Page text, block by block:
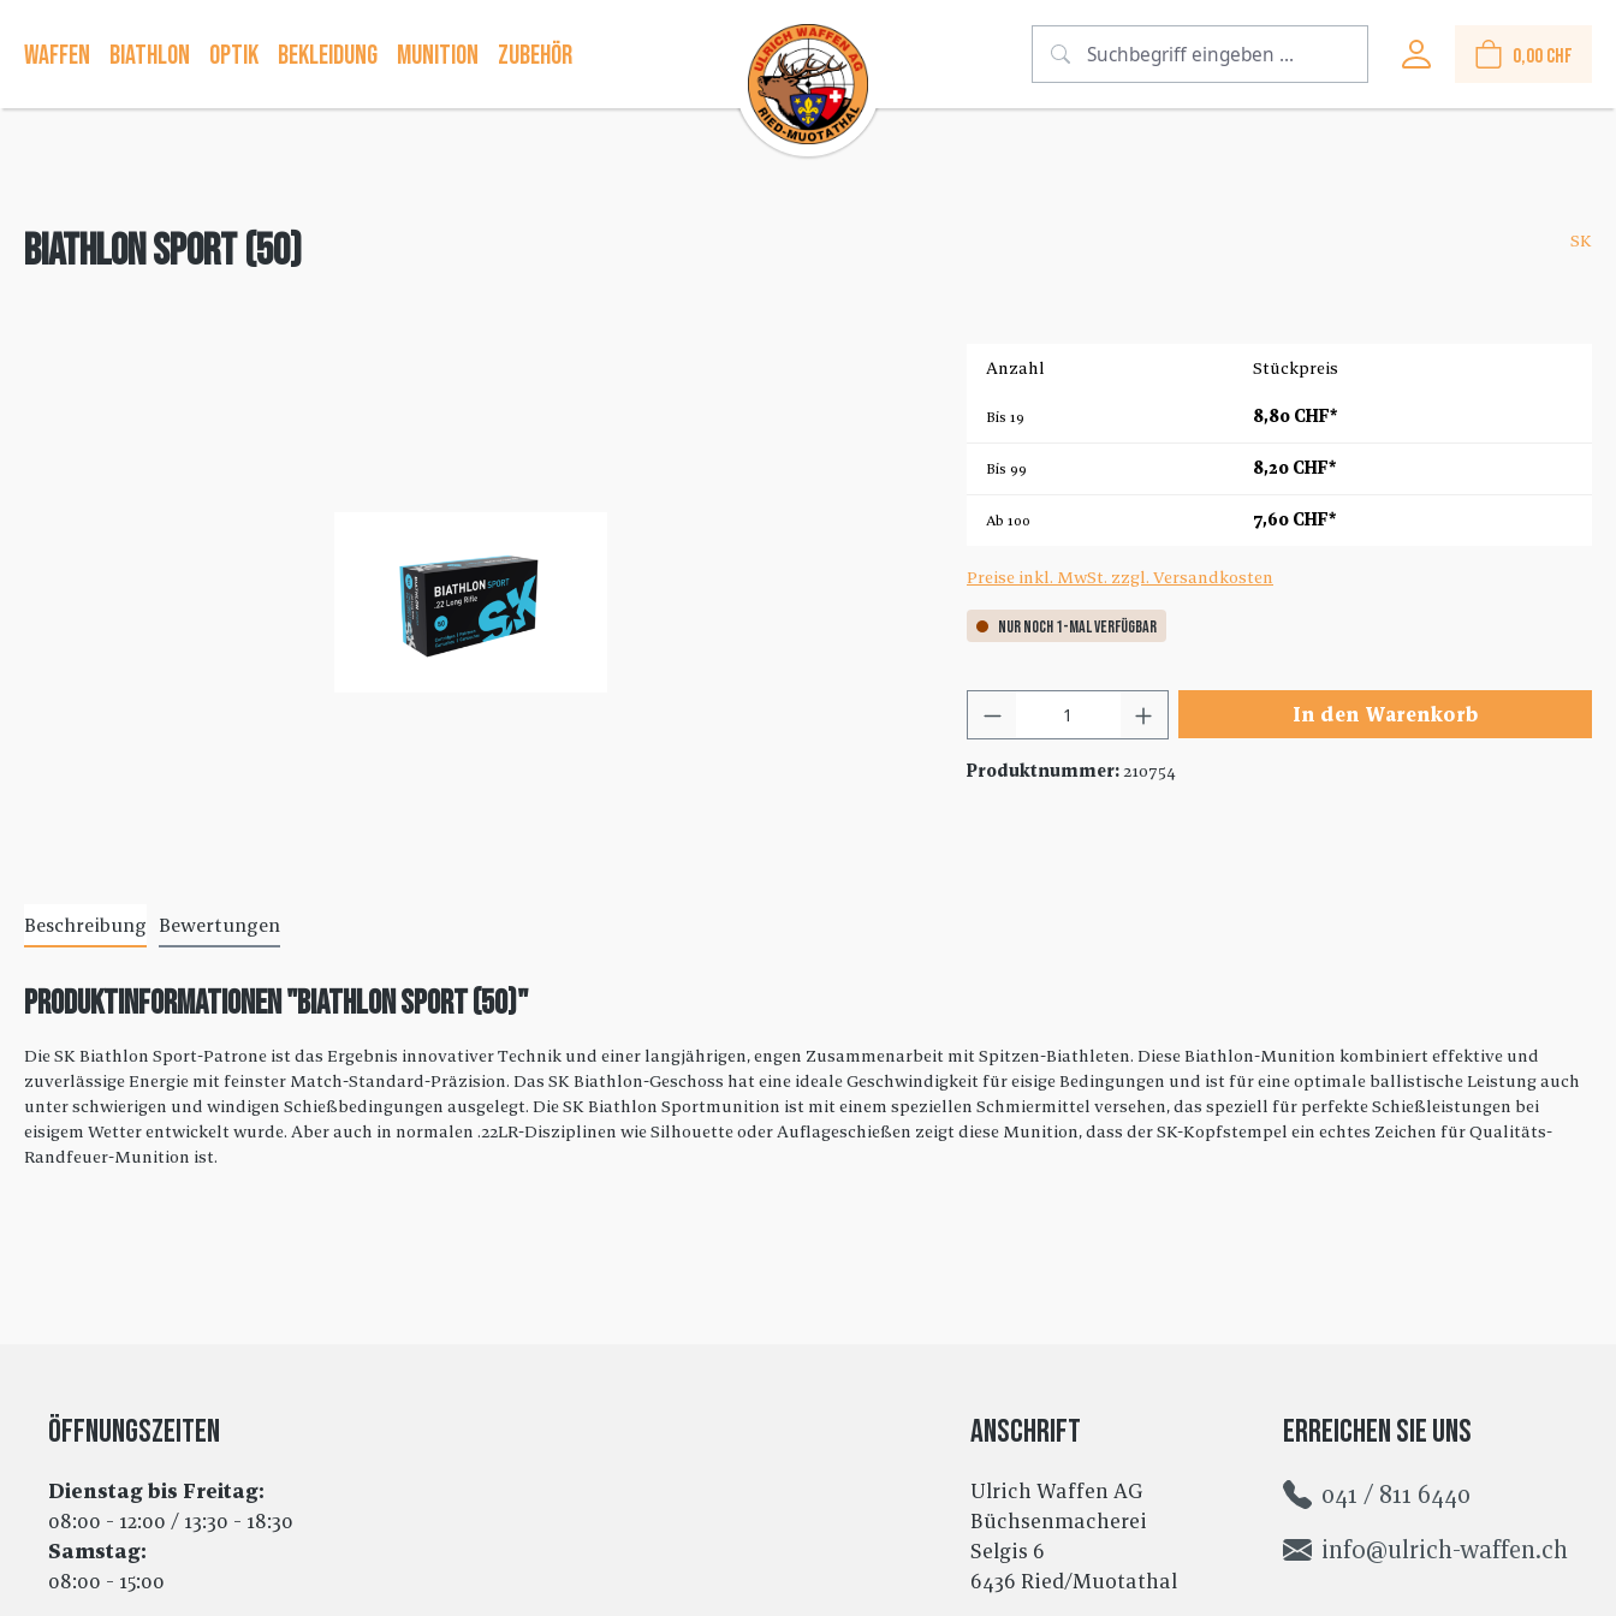
Waffen Biathlon Optik Bekleidung Munition Zubehör 0,00 CHF
Biathlon Sport (50) SK
Anzahl Stückpreis
Bis 19 8,80 CHF*
Bis 99 8,20 CHF*
Ab 100 7,60 CHF*
Preise inkl. MwSt. zzgl. Versandkosten
Nur noch 1-mal verfügbar
Produkt Anzahl: Gib den gewünschten Wert
In den Warenkorb
Produktnummer:210754
Beschreibung Bewertungen
Produktinformationen "Biathlon Sport (50)"
Die SK Biathlon Sport-Patrone ist das Ergebnis innovativer Technik und einer langjährigen, engen Zusammenarbeit mit Spitzen-Biathleten. Diese Biathlon-Munition kombiniert effektive und
zuverlässige Energie mit feinster Match-Standard-Präzision. Das SK Biathlon-Geschoss hat eine ideale Geschwindigkeit für eisige Bedingungen und ist für eine optimale ballistische Leistung auch
unter schwierigen und windigen Schießbedingungen ausgelegt. Die SK Biathlon Sportmunition ist mit einem speziellen Schmiermittel versehen, das speziell für perfekte Schießleistungen bei
eisigem Wetter entwickelt wurde. Aber auch in normalen .22LR-Disziplinen wie Silhouette oder Auflageschießen zeigt diese Munition, dass der SK-Kopfstempel ein echtes Zeichen für Qualitäts-
Randfeuer-Munition ist.
Öffnungszeiten
Dienstag bis Freitag:
08:00 - 12:00 / 13:30 - 18:30
Samstag:
08:00 - 15:00
Anschrift
Ulrich Waffen AG
Büchsenmacherei
Selgis 6
6436 Ried/Muotathal
Erreichen Sie uns
041 / 811 6440
info@ulrich-waffen.ch